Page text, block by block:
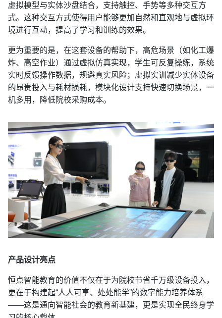
虚拟模型与实体沙盘结合，支持触控、手势等多种交互方
式。这种交互方式使得用户能够更加自然和直观地与虚拟环
境进行互动，提高了学习和训练的效果。
更为重要的是，在这套设备的帮助下，高危场景（如化工爆
炸、高空作业）通过虚拟仿真实现，学生可反复操练，系统
实时反馈操作数据，规避真实风险；虚拟实训减少实体设备
的昂贵投入与耗材损耗，模块化设计支持快速切换场景，一
机多用，降低院校采购成本。
产品设计亮点
恒点智能教育的价值不仅在于为院校节省千万级设备投入，
更在于构建起“人人可享、处处能学”的数字能力培养体系
——这是通向智能社会的教育新基建，更是实现全民终身学